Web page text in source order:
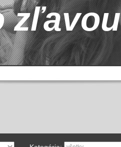
zľavou